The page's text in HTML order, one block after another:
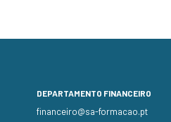
DEPARTAMENTO FINANCEIRO
financeiro@sa-formacao.pt